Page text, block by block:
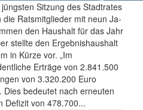
Sitzung des Stadtrates
Ratsmitglieder mit neun Ja-
den Haushalt für das Jahr
stellte den Ergebnishaushalt
in Kürze vor. „Im
Erträge von 2.841.500
von 3.320.200 Euro
Dies bedeutet nach erneuten
Defizit von 478.700...